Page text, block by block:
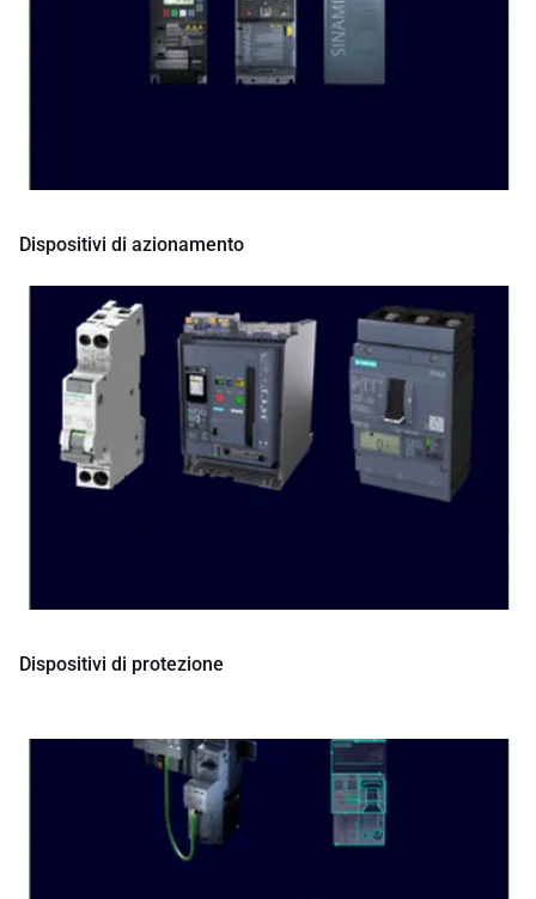
Dispositivi di azionamento
Dispositivi di protezione